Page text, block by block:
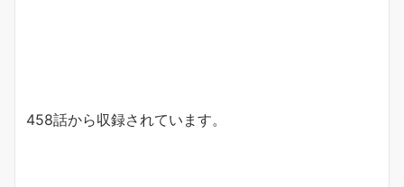
458話から収録されています。